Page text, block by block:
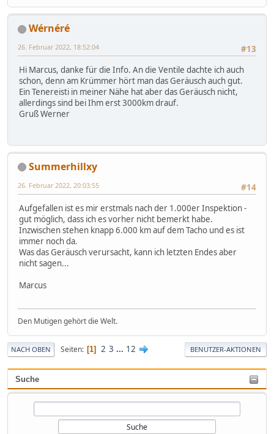
Suche
Wérnéré
#13
26. Februar 2022, 18:52:04
Hi Marcus, danke für die Info. An die Ventile dachte ich auch
schon, denn am Krümmer hört man das Geräusch auch gut.
Ein Tenereisti in meiner Nähe hat aber das Geräusch nicht,
allerdings sind bei Ihm erst 3000km drauf.
Gruß Werner
Summerhillxy
#14
26. Februar 2022, 20:03:55
Aufgefallen ist es mir erstmals nach der 1.000er Inspektion -
gut möglich, dass ich es vorher nicht bemerkt habe.
Inzwischen stehen knapp 6.000 km auf dem Tacho und es ist
immer noch da.
Was das Geräusch verursacht, kann ich letzten Endes aber
nicht sagen...
Marcus
Den Mutigen gehört die Welt.
NACH OBEN Seiten 1 2 3 ... 12 BENUTZER-AKTIONEN